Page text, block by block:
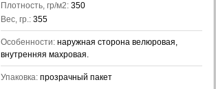
Плотность, гр/м2: 350
Вес, гр.: 355
Особенности: наружная сторона велюровая,
внутренняя махровая.
Упаковка: прозрачный пакет